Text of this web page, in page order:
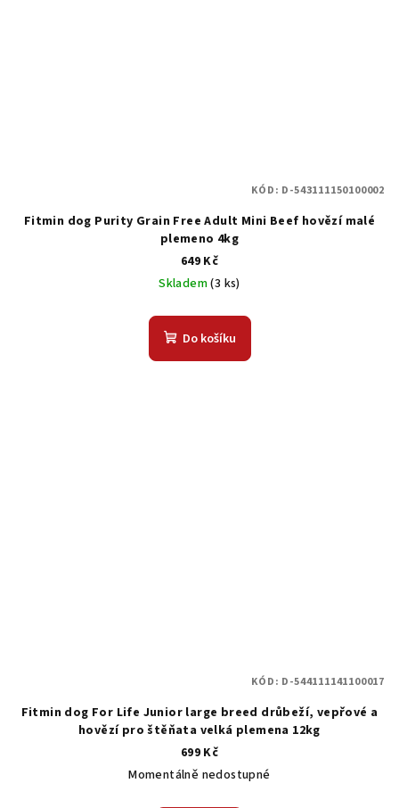
Fitmin dog Purity Grain Free Adult Mini Beef hovězí malé
plemeno 4kg
649 Kč
Skladem(3 ks)
Do košíku
KÓD: D-543111150100002
Fitmin dog For Life Junior large breed drůbeží, vepřové a
hovězí pro štěňata velká plemena 12kg
699 Kč
Momentálně nedostupné
KÓD: D-544111141100017